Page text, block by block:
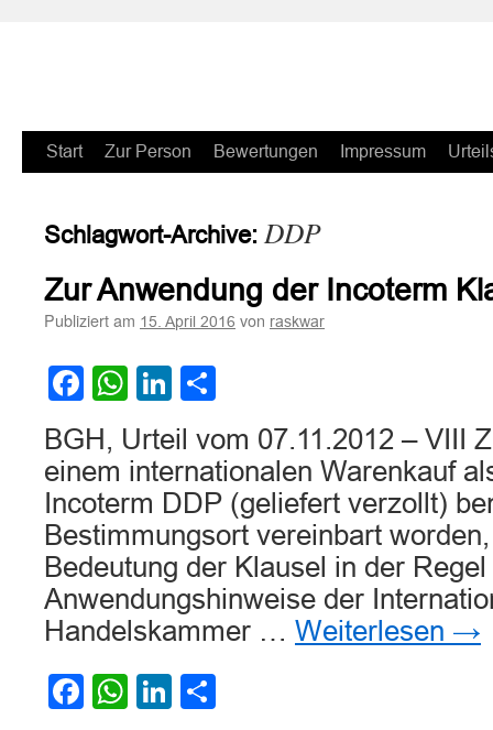
Zum
springen
Start Zur Person Bewertungen Impressum
Schlagwort-Archive: DDP
Zur Anwendung der Incoterm
Publiziert am 15. April 2016 von raskwar
Facebook
WhatsApp
LinkedIn
BGH, Urteil vom 07.11.2012 – VIII
einem internationalen Warenkauf
Incoterm DDP (geliefert verzollt)
Bestimmungsort vereinbart
Bedeutung der Klausel in der
Anwendungshinweise der
Handelskammer … Weiterlesen →
Facebook
WhatsApp
LinkedIn